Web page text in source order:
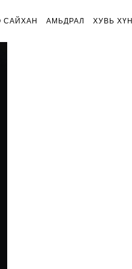
САЙХАН АМЬДРАЛ ХУВЬ ХҮН